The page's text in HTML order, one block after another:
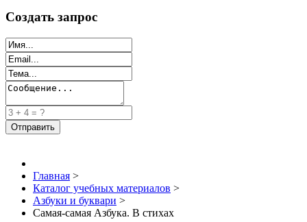
Создать запрос
Главная >
Каталог учебных материалов >
Азбуки и буквари >
Самая-самая Азбука. В стихах